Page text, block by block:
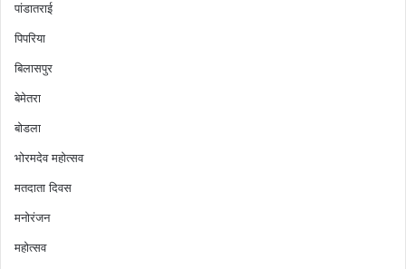
पांडातराई
पिपरिया
बिलासपुर
बेमेतरा
बोडला
भोरमदेव महोत्सव
मतदाता दिवस
मनोरंजन
महोत्सव